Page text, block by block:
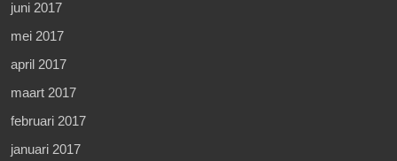
juni 2017
mei 2017
april 2017
maart 2017
februari 2017
januari 2017